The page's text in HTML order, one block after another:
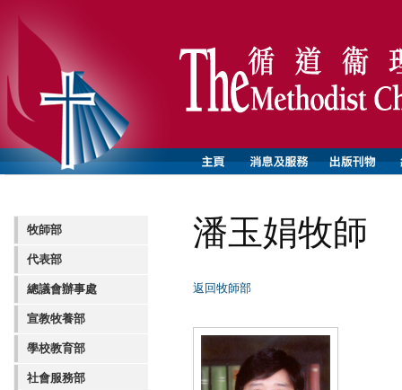
牧師部
代表部
總議會辦事處
宣教牧養部
學校教育部
社會服務部
潘玉娟牧師
返回牧師部